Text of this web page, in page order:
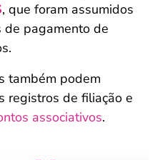
, que foram assumidos
de pagamento de
também podem
registros de filiação e
associativos.